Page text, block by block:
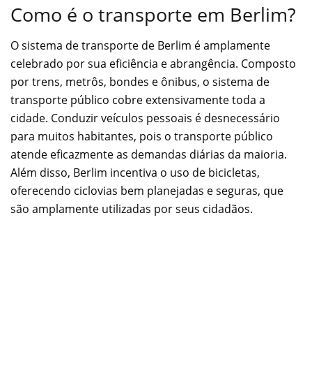
Como é o transporte em Berlim?
O sistema de transporte de Berlim é amplamente
celebrado por sua eficiência e abrangência. Composto
por trens, metrôs, bondes e ônibus, o sistema de
transporte público cobre extensivamente toda a
cidade. Conduzir veículos pessoais é desnecessário
para muitos habitantes, pois o transporte público
atende eficazmente as demandas diárias da maioria.
Além disso, Berlim incentiva o uso de bicicletas,
oferecendo ciclovias bem planejadas e seguras, que
são amplamente utilizadas por seus cidadãos.